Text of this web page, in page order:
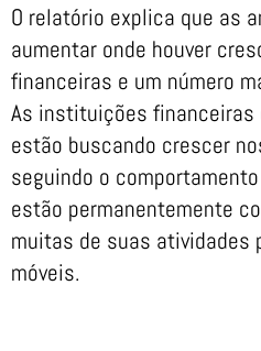
O relatório explica que as
aumentar onde houver
financeiras e um número
As instituições financeiras
estão buscando crescer
seguindo o
estão permanentemente
muitas de suas atividades
móveis.